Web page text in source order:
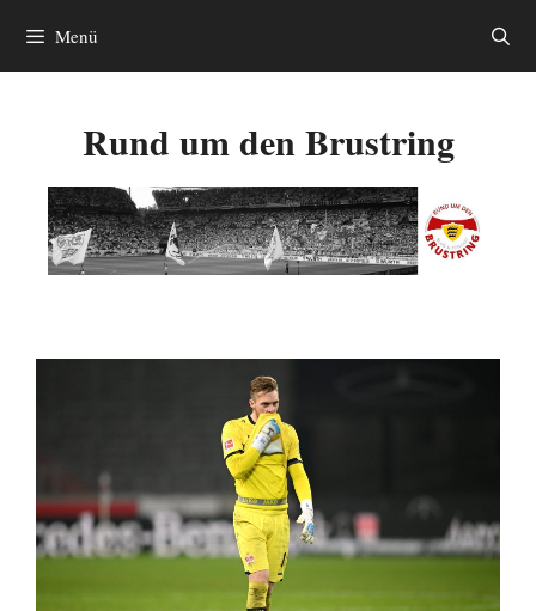
Inhalt
springen
Menü
Rund um den Brustring